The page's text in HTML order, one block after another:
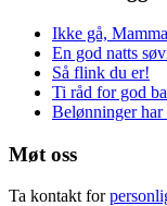
Ikke gå,
En god natts
Så flink du er!
Ti råd for god
Belønninger
Møt oss
Ta kontakt for